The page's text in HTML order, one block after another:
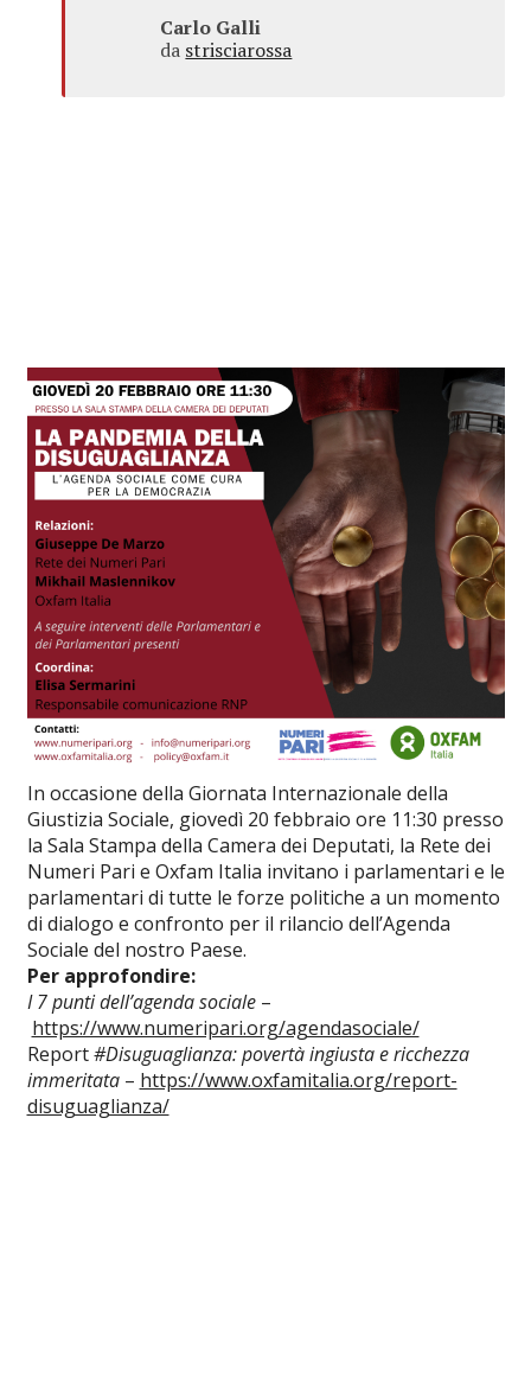
Carlo Galli
da strisciarossa
In occasione della Giornata Internazionale della
Giustizia Sociale, giovedì 20 febbraio ore 11:30 presso
la Sala Stampa della Camera dei Deputati, la Rete dei
Numeri Pari e Oxfam Italia invitano i parlamentari e le
parlamentari di tutte le forze politiche a un momento
di dialogo e confronto per il rilancio dell’Agenda
Sociale del nostro Paese.
Per approfondire:
I 7 punti dell’agenda sociale –
https://www.numeripari.org/agendasociale/
Report#Disuguaglianza: povertà ingiusta e ricchezza
immeritata– https://www.oxfamitalia.org/report-
disuguaglianza/